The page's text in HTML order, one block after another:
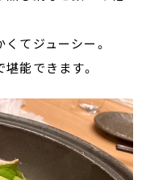
てジューシー。
能できます。